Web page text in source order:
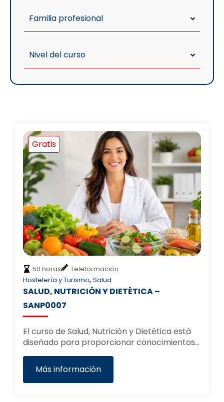
Familia profesional
Nivel del curso
Gratis
50 horas
Teleformación
Hostelería y Turismo, Salud
SALUD, NUTRICIÓN Y DIETÉTICA –
SANP0007
El curso de Salud, Nutrición y Dietética está
diseñado para proporcionar conocimientos…
Más información